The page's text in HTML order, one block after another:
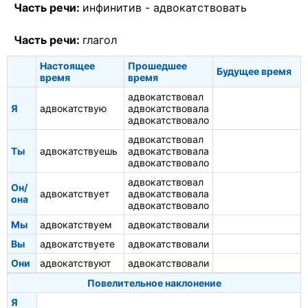
Часть речи: инфинитив - адвокатствовать
Часть речи: глагол
Настоящее
время
Прошедшее
время
Будущее время
Я адвокатствую
адвокатствовал
адвокатствовала
адвокатствовало
Ты адвокатствуешь
адвокатствовал
адвокатствовала
адвокатствовало
Он/
она
адвокатствует
адвокатствовал
адвокатствовала
адвокатствовало
Мы
адвокатствуем
адвокатствовали
Вы
адвокатствуете
адвокатствовали
Они
адвокатствуют
адвокатствовали
Повелительное наклонение
Я